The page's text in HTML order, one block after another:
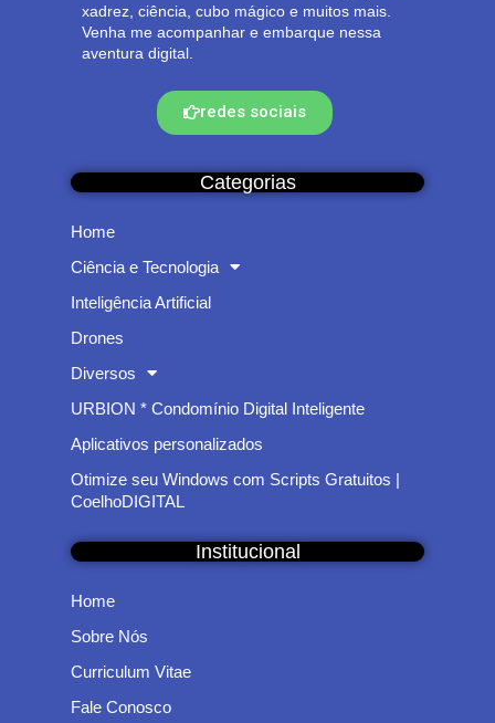
xadrez, ciência, cubo mágico e muitos mais.
Venha me acompanhar e embarque nessa
aventura digital.
redes sociais
Categorias
Home
Ciência e Tecnologia
Inteligência Artificial
Drones
Diversos
URBION * Condomínio Digital Inteligente
Aplicativos personalizados
Otimize seu Windows com Scripts Gratuitos |
CoelhoDIGITAL
Institucional
Home
Sobre Nós
Curriculum Vitae
Fale Conosco